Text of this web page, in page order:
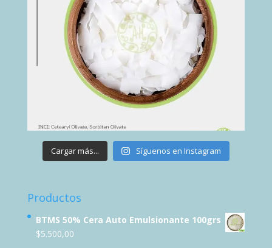
Cargar más... Síguenos en Instagram
Productos
BTMS 50% Cera Auto Emulsionante 100grs
$5.500,00